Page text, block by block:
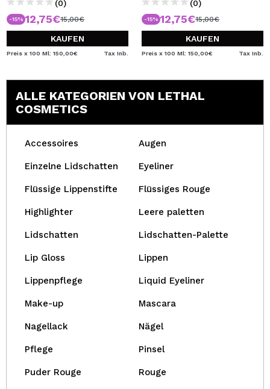
(0)
-15% 12,75€15,00€
KAUFEN
Preis x 100 Ml: 150,00€ Tax Inb.
(0)
-15% 12,75€15,00€
KAUFEN
Preis x 100 Ml: 150,00€ Tax Inb.
ALLE KATEGORIEN VON LETHAL
COSMETICS
Accessoires Augen
Einzelne Lidschatten Eyeliner
Flüssige Lippenstifte Flüssiges Rouge
Highlighter Leere paletten
Lidschatten Lidschatten-Palette
Lip Gloss Lippen
Lippenpflege Liquid Eyeliner
Make-up Mascara
Nagellack Nägel
Pflege Pinsel
Puder Rouge Rouge